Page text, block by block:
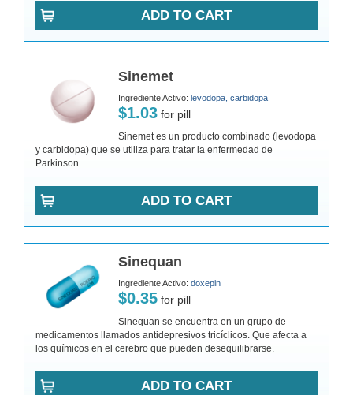
ADD TO CART
Sinemet
Ingrediente Activo: levodopa, carbidopa
$1.03 for pill
Sinemet es un producto combinado (levodopa
y carbidopa) que se utiliza para tratar la enfermedad de
Parkinson.
ADD TO CART
Sinequan
Ingrediente Activo: doxepin
$0.35 for pill
Sinequan se encuentra en un grupo de
medicamentos llamados antidepresivos tricíclicos. Que afecta a
los químicos en el cerebro que pueden desequilibrarse.
ADD TO CART